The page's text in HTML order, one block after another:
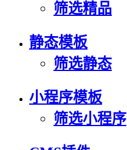
筛选精品
静态模板
筛选静态
小程序模板
筛选小程序